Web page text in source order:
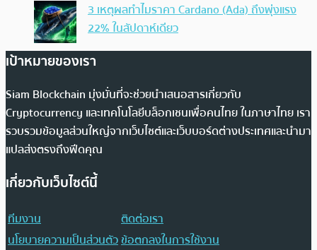
3 เหตุผลทำไมราคา Cardano (Ada) ถึงพุ่งแรง
22% ในสัปดาห์เดียว
เป้าหมายของเรา
Siam Blockchain มุ่งมั่นที่จะช่วยนำเสนอสารเกี่ยวกับ
Cryptocurrency และเทคโนโลยีบล็อกเชนเพื่อคนไทย ในภาษาไทย เรา
รวบรวมข้อมูลส่วนใหญ่จากเว็บไซต์และเว็บบอร์ดต่างประเทศและนำมา
แปลส่งตรงถึงฟีดคุณ
เกี่ยวกับเว็บไซต์นี้
ทีมงาน
ติดต่อเรา
นโยบายความเป็นส่วนตัวข้อตกลงในการใช้งาน